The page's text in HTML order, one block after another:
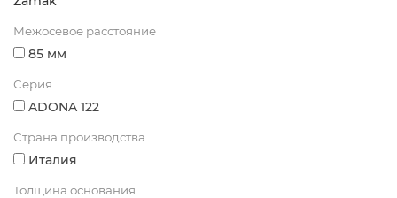
Межосевое расстояние
85 мм
Серия
ADONA 122
Страна производства
Италия
Толщина основания